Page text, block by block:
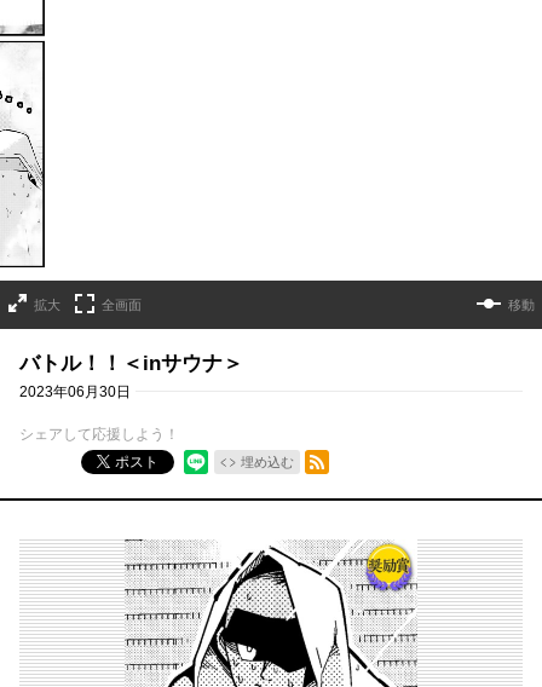
拡大 全画面 移動
バトル！！＜inサウナ＞
2023年06月30日
シェアして応援しよう！
ポスト
埋め込む
RSSフィード